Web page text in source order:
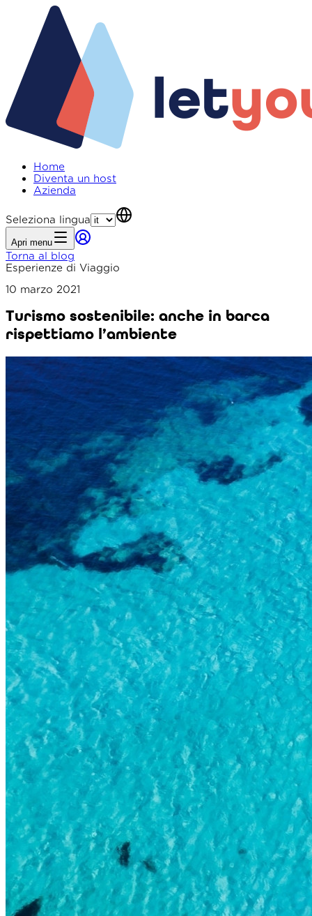
Home
Diventa un host
Azienda
Seleziona lingua
Apri menu
Torna al blog
Esperienze di Viaggio
10 marzo 2021
Turismo sostenibile: anche in barca
rispettiamo l’ambiente